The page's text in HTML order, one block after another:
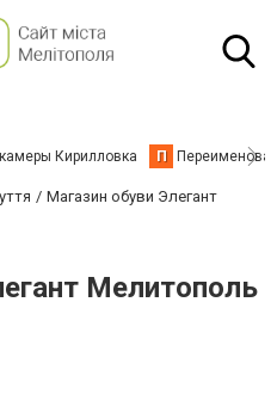
Кирилловка П
Магазин обуви Элегант
Мелитополь